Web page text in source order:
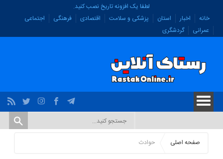
لطفا یک افزونه تاریخ نصب کنید.
خانه
اخبار استان پزشکی و سلامت اقتصادی فرهنگی
اجتماعی
عمرانی
گردشگری
صفحه اصلی حوادث